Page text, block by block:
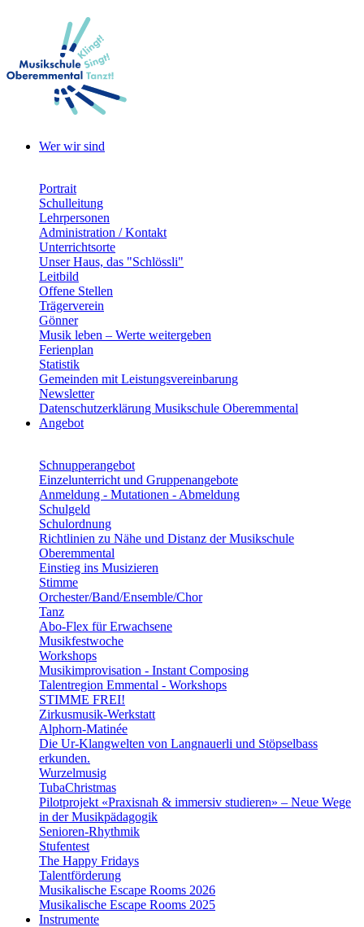
Wer wir sind
Portrait
Schulleitung
Lehrpersonen
Administration / Kontakt
Unterrichtsorte
Unser Haus, das "Schlössli"
Leitbild
Offene Stellen
Trägerverein
Gönner
Musik leben – Werte weitergeben
Ferienplan
Statistik
Gemeinden mit Leistungsvereinbarung
Newsletter
Datenschutzerklärung Musikschule Oberemmental
Angebot
Schnupperangebot
Einzelunterricht und Gruppenangebote
Anmeldung - Mutationen - Abmeldung
Schulgeld
Schulordnung
Richtlinien zu Nähe und Distanz der Musikschule
Oberemmental
Einstieg ins Musizieren
Stimme
Orchester/Band/Ensemble/Chor
Tanz
Abo-Flex für Erwachsene
Musikfestwoche
Workshops
Musikimprovisation - Instant Composing
Talentregion Emmental - Workshops
STIMME FREI!
Zirkusmusik-Werkstatt
Alphorn-Matinée
Die Ur-Klangwelten von Langnauerli und Stöpselbass
erkunden.
Wurzelmusig
TubaChristmas
Pilotprojekt «Praxisnah & immersiv studieren» – Neue Wege
in der Musikpädagogik
Senioren-Rhythmik
Stufentest
The Happy Fridays
Talentförderung
Musikalische Escape Rooms 2026
Musikalische Escape Rooms 2025
Instrumente